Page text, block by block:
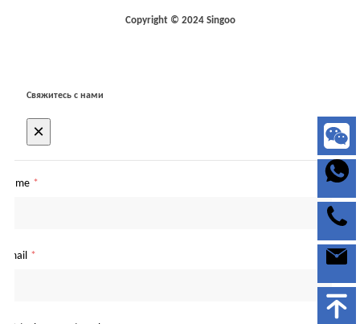
Copyright © 2024 Singoo
Свяжитесь с нами
×
Name *
Email *